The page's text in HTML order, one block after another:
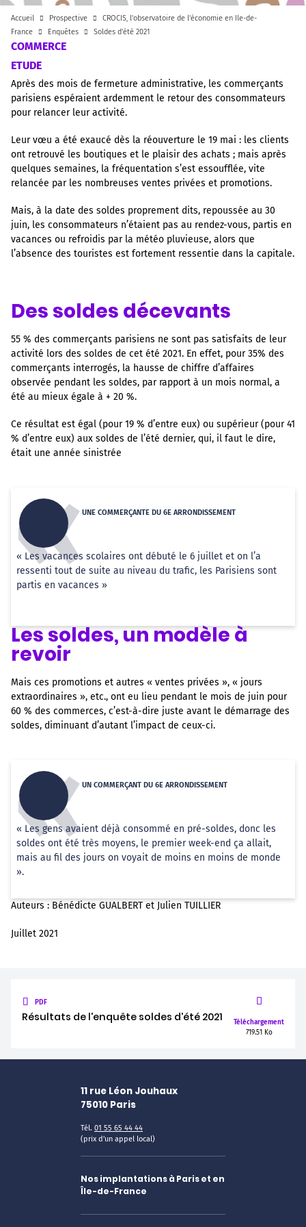
Accueil Prospective
CROCIS, l'observatoire de l'économie en Ile-de-
France
Enquêtes Soldes d'été 2021
COMMERCE
ETUDE
Après des mois de fermeture administrative, les commerçants
parisiens espéraient ardemment le retour des consommateurs
pour relancer leur activité.
Leur vœu a été exaucé dès la réouverture le 19 mai : les clients
ont retrouvé les boutiques et le plaisir des achats ; mais après
quelques semaines, la fréquentation s’est essoufflée, vite
relancée par les nombreuses ventes privées et promotions.
Mais, à la date des soldes proprement dits, repoussée au 30
juin, les consommateurs n’étaient pas au rendez-vous, partis en
vacances ou refroidis par la météo pluvieuse, alors que
l’absence des touristes est fortement ressentie dans la capitale.
Des soldes décevants
55 % des commerçants parisiens ne sont pas satisfaits de leur
activité lors des soldes de cet été 2021. En effet, pour 35% des
commerçants interrogés, la hausse de chiffre d’affaires
observée pendant les soldes, par rapport à un mois normal, a
été au mieux égale à + 20 %.
Ce résultat est égal (pour 19 % d’entre eux) ou supérieur (pour 41
% d’entre eux) aux soldes de l’été dernier, qui, il faut le dire,
était une année sinistrée
UNE COMMERÇANTE DU 6E ARRONDISSEMENT
« Les vacances scolaires ont débuté le 6 juillet et on l’a
ressenti tout de suite au niveau du trafic, les Parisiens sont
partis en vacances »
Les soldes, un modèle à
revoir
Mais ces promotions et autres « ventes privées », « jours
extraordinaires », etc., ont eu lieu pendant le mois de juin pour
60 % des commerces, c’est-à-dire juste avant le démarrage des
soldes, diminuant d’autant l’impact de ceux-ci.
UN COMMERÇANT DU 6E ARRONDISSEMENT
« Les gens avaient déjà consommé en pré-soldes, donc les
soldes ont été très moyens, le premier week-end ça allait,
mais au fil des jours on voyait de moins en moins de monde
».
Auteurs : Bénédicte GUALBERT et Julien TUILLIER
Juillet 2021
PDF
Résultats de l'enquête soldes d'été 2021
Téléchargement
719.51 Ko
11 rue Léon Jouhaux
75010 Paris
Tél. 01 55 65 44 44
(prix d'un appel local)
Nos implantations à Paris et en
Île-de-France